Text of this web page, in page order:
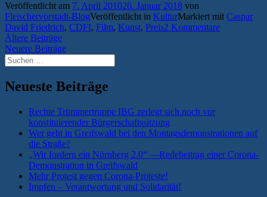
geht
Veröffentlicht am 7. April 201026. Januar 2018 von
Fleischervorstadt-BlogVeröffentlicht in KulturMarkiert mit Caspar
David Friedrich, CDFI, Film, Kunst, Preis2 Kommentare
Beitragsnavigation
Ältere Beiträge
Neuere Beiträge
Suchen
nach:
Neueste Beiträge
Rechte Trümmertruppe IBG zerlegt sich noch vor
konstituierender Bürgerschaftssitzung
Wer geht in Greifswald bei den Montagsdemonstrationen auf
die Straße?
„Wir fordern ein Nürnberg 2.0“ —Redebeitrag einer Corona-
Demonstration in Greifswald
Mehr Protest gegen Corona-Proteste!
Impfen – Verantwortung und Solidarität!